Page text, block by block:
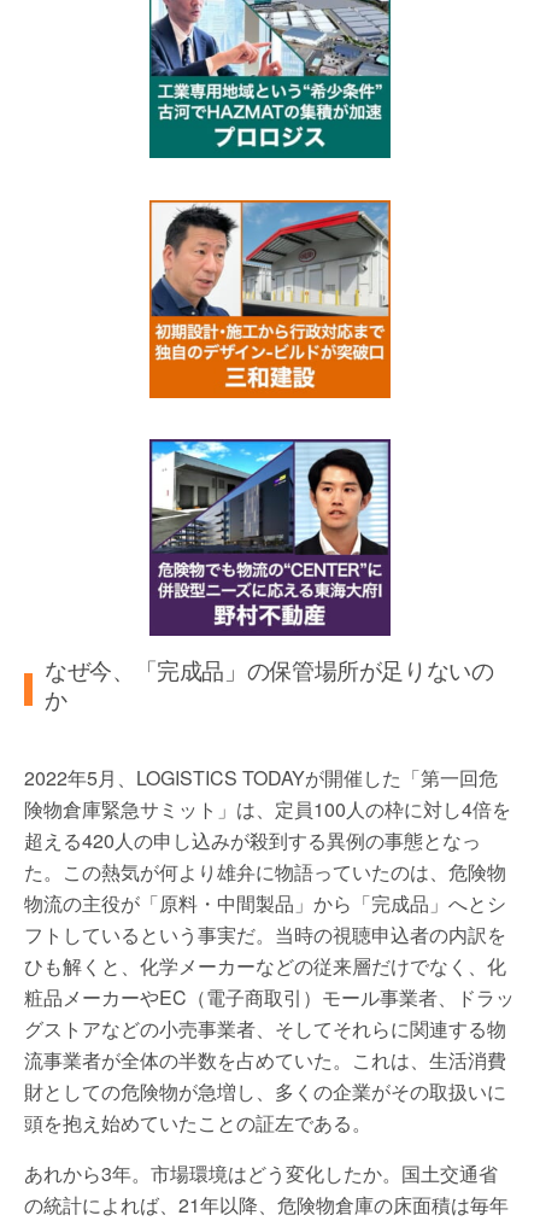
なぜ今、「完成品」の保管場所が足りないの
か
2022年5月、LOGISTICS TODAYが開催した「第一回危
険物倉庫緊急サミット」は、定員100人の枠に対し4倍を
超える420人の申し込みが殺到する異例の事態となっ
た。この熱気が何より雄弁に物語っていたのは、危険物
物流の主役が「原料・中間製品」から「完成品」へとシ
フトしているという事実だ。当時の視聴申込者の内訳を
ひも解くと、化学メーカーなどの従来層だけでなく、化
粧品メーカーやEC（電子商取引）モール事業者、ドラッ
グストアなどの小売事業者、そしてそれらに関連する物
流事業者が全体の半数を占めていた。これは、生活消費
財としての危険物が急増し、多くの企業がその取扱いに
頭を抱え始めていたことの証左である。
あれから3年。市場環境はどう変化したか。国土交通省
の統計によれば、21年以降、危険物倉庫の床面積は毎年